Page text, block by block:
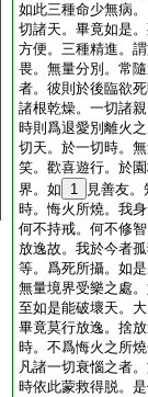
如此三種命少無病
切諸天。畢竟如是
方便。三種精進。
畏。無量分別。常
者。彼則於後臨欲
諸根乾燥。一切諸
時則爲退愛別離火
切天。於一切時。
笑。歡喜遊行。於
界。如
1
見善友
時。悔火所燒。我
何不持戒。何不修
放逸故。我於今者
等。爲死所攝。如
無量境界受樂之處
至如是能破壞天。
畢竟莫行放逸。捨
時。不爲悔火之所
凡諸一切衰惱之者
時依此蒙救得脱。